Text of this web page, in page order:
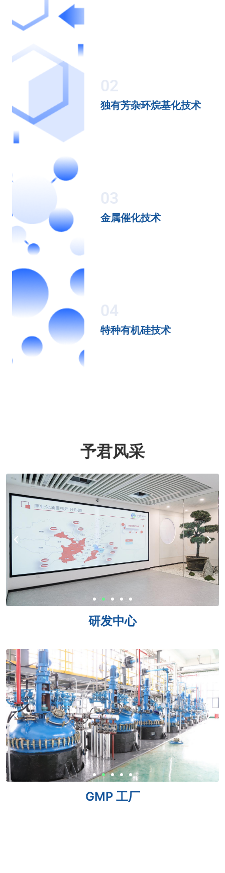
02
独有芳杂环烷基化技术
03
金属催化技术
04
特种有机硅技术
予君风采
研发中心
GMP 工厂